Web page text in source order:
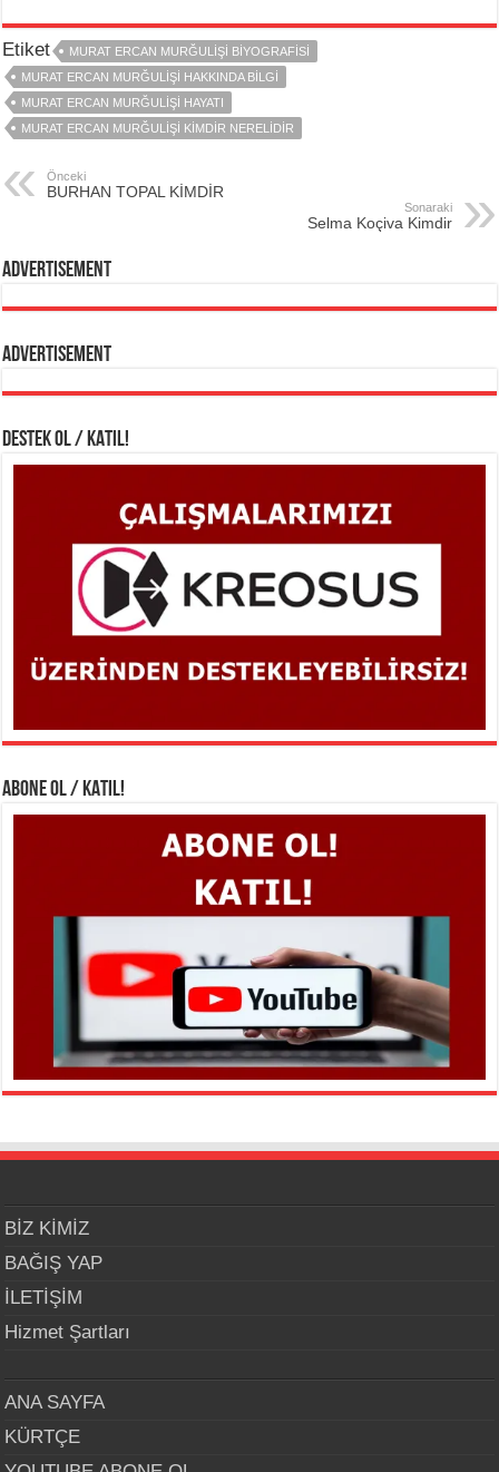
Etiket
MURAT ERCAN MURĞULIŞI BIYOGRAFISI
MURAT ERCAN MURĞULIŞI HAKKINDA BILGI
MURAT ERCAN MURĞULIŞI HAYATI
MURAT ERCAN MURĞULIŞI KIMDIR NERELIDIR
Önceki
BURHAN TOPAL KİMDİR
Sonaraki
Selma Koçiva Kimdir
Advertisement
Advertisement
DESTEK OL / KATIL!
ABONE OL / KATIL!
BİZ KİMİZ
BAĞIŞ YAP
İLETİŞİM
Hizmet Şartları
ANA SAYFA
KÜRTÇE